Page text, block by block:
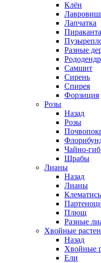
Клён
Лапчатка
Пираканта
Разные
Самшит
Сирень
Спирея
Форзиция
Розы
Назад
Розы
Чайно-
Шрабы
Лианы
Назад
Лианы
Плющ
Разные
Хвойные
Назад
Хвойные
Ели